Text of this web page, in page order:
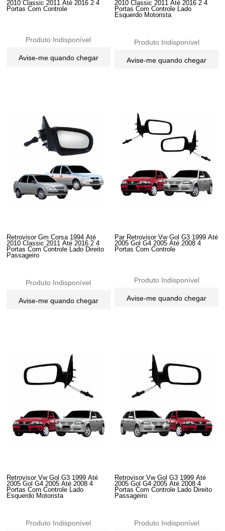
2010 Classic 2011 Até 2016 2 4
Portas Com Controle
Produto Indisponível
Avise-me quando chegar
2010 Classic 2011 Até 2016 2 4
Portas Com Controle Lado
Esquerdo Motorista
Produto Indisponível
Avise-me quando chegar
Retrovisor Gm Corsa 1994 Até
2010 Classic 2011 Até 2016 2 4
Portas Com Controle Lado Direito
Passageiro
Produto Indisponível
Avise-me quando chegar
Par Retrovisor Vw Gol G3 1999 Até
2005 Gol G4 2005 Até 2008 4
Portas Com Controle
Produto Indisponível
Avise-me quando chegar
Retrovisor Vw Gol G3 1999 Até
2005 Gol G4 2005 Até 2008 4
Portas Com Controle Lado
Esquerdo Motorista
Produto Indisponível
Retrovisor Vw Gol G3 1999 Até
2005 Gol G4 2005 Até 2008 4
Portas Com Controle Lado Direito
Passageiro
Produto Indisponível